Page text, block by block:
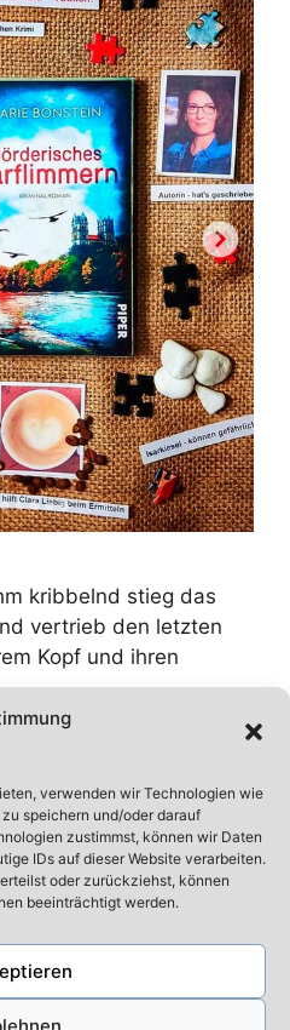
verwenden wir Technologien wie
speichern und/oder darauf
zustimmst, können wir Daten
IDs auf dieser Website verarbeiten.
oder zurückziehst, können
beeinträchtigt werden.
kribbelnd stieg das
vertrieb den letzten
Kopf und ihren
,krimi,Münchenkrimi ,